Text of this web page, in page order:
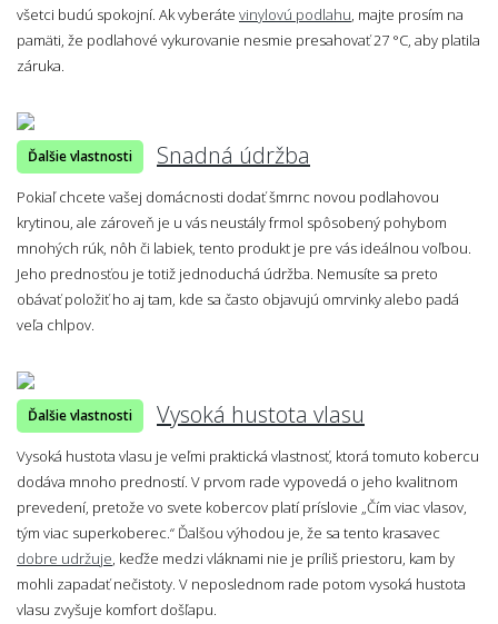
všetci budú spokojní. Ak vyberáte vinylovú podlahu , majte prosím na
pamäti, že podlahové vykurovanie nesmie presahovať 27 °C, aby platila
záruka.
Ďalšie vlastnosti Snadná údržba
Pokiaľ chcete vašej domácnosti dodať šmrnc novou podlahovou
krytinou, ale zároveň je u vás neustály frmol spôsobený pohybom
mnohých rúk, nôh či labiek, tento produkt je pre vás ideálnou voľbou.
Jeho prednosťou je totiž jednoduchá údržba. Nemusíte sa preto
obávať položiť ho aj tam, kde sa často objavujú omrvinky alebo padá
veľa chlpov.
Ďalšie vlastnosti Vysoká hustota vlasu
Vysoká hustota vlasu je veľmi praktická vlastnosť, ktorá tomuto kobercu
dodáva mnoho predností. V prvom rade vypovedá o jeho kvalitnom
prevedení, pretože vo svete kobercov platí príslovie „Čím viac vlasov,
tým viac superkoberec.“ Ďalšou výhodou je, že sa tento krasavec
dobre udržuje , keďže medzi vláknami nie je príliš priestoru, kam by
mohli zapadať nečistoty. V neposlednom rade potom vysoká hustota
vlasu zvyšuje komfort došľapu.